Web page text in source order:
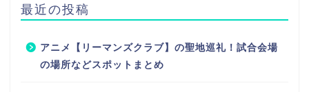
最近の投稿
アニメ【リーマンズクラブ】の聖地巡礼！試合会場
の場所などスポットまとめ